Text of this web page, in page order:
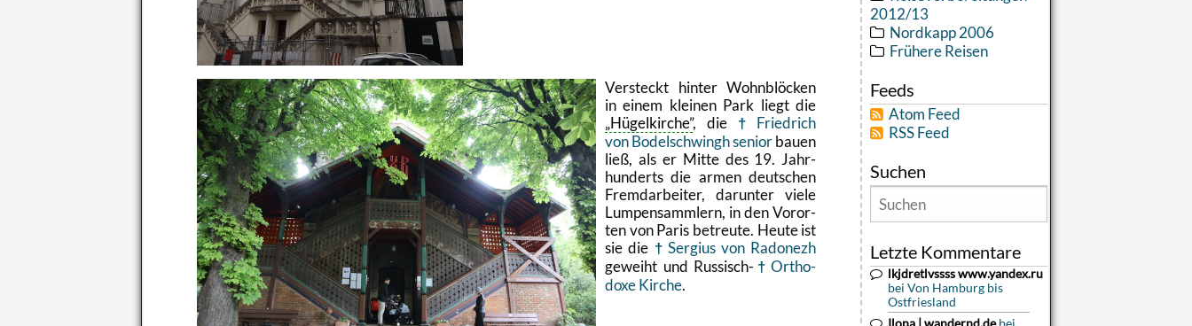
Ver­steckt hin­ter Wohn­blö­cken
in einem klei­nen Park liegt die
Hü­gel­kir­che, die
Fried­rich
von Bo­del­schwingh se­ni­orbauen
ließ, als er Mitte des 19. Jahr­
hun­derts die armen deut­schen
Fremd­ar­bei­ter, dar­un­ter viele
Lum­pen­samm­lern, in den Vor­or­
ten von Paris be­treu­te. Heute ist
sie die
Ser­gius von Ra­do­nezh
ge­weiht und Rus­sisch-
Or­tho­
do­xe Kir­che.
2012/13
Nordkapp 2006
Frühere Reisen
Feeds
Atom Feed
RSS Feed
Suchen
Letzte Kommentare
lkjdretlvssss www.yandex.ru
bei Von Hamburg bis
Ostfriesland